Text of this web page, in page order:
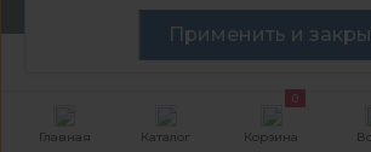
Главная Каталог
0
Корзина
Применить и